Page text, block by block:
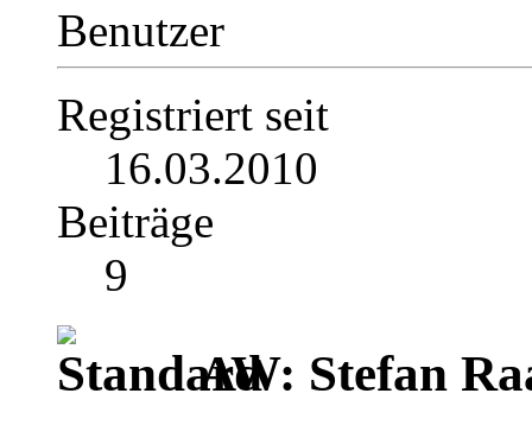
Benutzer
Registriert seit
16.03.2010
Beiträge
9
AW: Stefan